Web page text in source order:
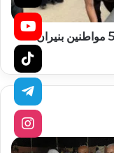
ارتقاء 56 شهيدا منذ الفجر: استشهاد 5 مواطنين بنيران